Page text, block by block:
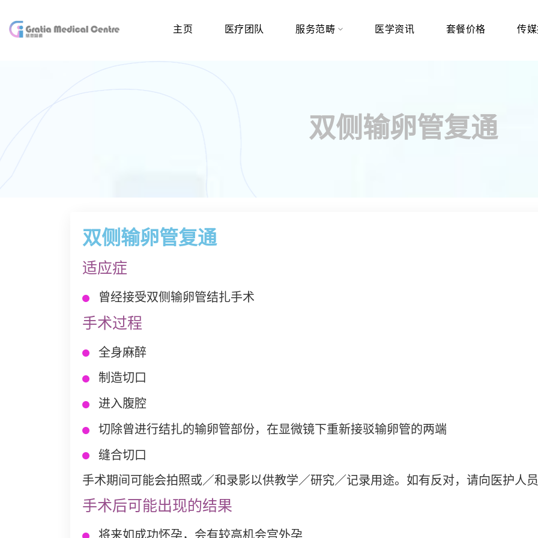
主页 医疗团队 服务范畴 医学资讯 套餐价格 传
双侧输卵管复通
双侧输卵管复通
适应症
曾经接受双侧输卵管结扎手术
手术过程
全身麻醉
制造切口
进入腹腔
切除曾进行结扎的输卵管部份，在显微镜下重新接驳输卵管的两端
缝合切口
手术期间可能会拍照或／和录影以供教学／研究／记录用途。如有反对，请向医护人
手术后可能出现的结果